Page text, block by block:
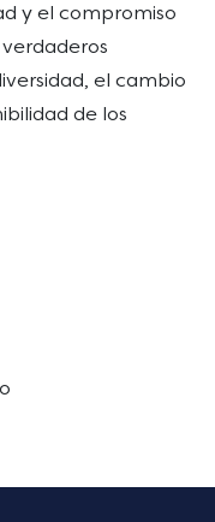
y el compromiso
el cambio
de los